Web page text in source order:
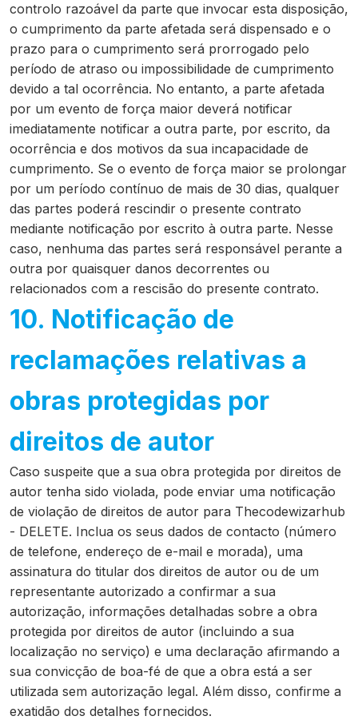
controlo razoável da parte que invocar esta disposição,
o cumprimento da parte afetada será dispensado e o
prazo para o cumprimento será prorrogado pelo
período de atraso ou impossibilidade de cumprimento
devido a tal ocorrência. No entanto, a parte afetada
por um evento de força maior deverá notificar
imediatamente notificar a outra parte, por escrito, da
ocorrência e dos motivos da sua incapacidade de
cumprimento. Se o evento de força maior se prolongar
por um período contínuo de mais de 30 dias, qualquer
das partes poderá rescindir o presente contrato
mediante notificação por escrito à outra parte. Nesse
caso, nenhuma das partes será responsável perante a
outra por quaisquer danos decorrentes ou
relacionados com a rescisão do presente contrato.
10. Notificação de
reclamações relativas a
obras protegidas por
direitos de autor
Caso suspeite que a sua obra protegida por direitos de
autor tenha sido violada, pode enviar uma notificação
de violação de direitos de autor para Thecodewizarhub
- DELETE. Inclua os seus dados de contacto (número
de telefone, endereço de e-mail e morada), uma
assinatura do titular dos direitos de autor ou de um
representante autorizado a confirmar a sua
autorização, informações detalhadas sobre a obra
protegida por direitos de autor (incluindo a sua
localização no serviço) e uma declaração afirmando a
sua convicção de boa-fé de que a obra está a ser
utilizada sem autorização legal. Além disso, confirme a
exatidão dos detalhes fornecidos.